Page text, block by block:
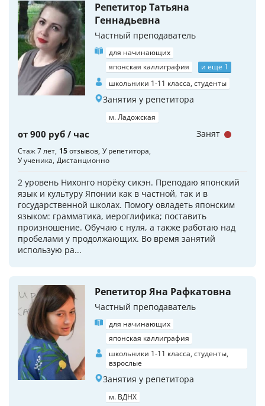
Репетитор Татьяна
Геннадьевна
Частный преподаватель
для начинающих
японская каллиграфия
и еще 1
школьники 1-11 класса, студенты
Занятия у репетитора
м. Ладожская
от 900 руб / час
Стаж 7 лет 15отзывов У репетитора
У ученика Дистанционно
2 уровень Нихонго норёку сикэн. Преподаю японский
язык и культуру Японии как в частной, так и в
государственной школах. Помогу овладеть японским
языком: грамматика, иероглифика; поставить
произношение. Обучаю с нуля, а также работаю над
пробелами у продолжающих. Во время занятий
использую ра...
Занят
Репетитор Яна Рафкатовна
Частный преподаватель
для начинающих
японская каллиграфия
школьники 1-11 класса, студенты,
взрослые
Занятия у репетитора
м. ВДНХ